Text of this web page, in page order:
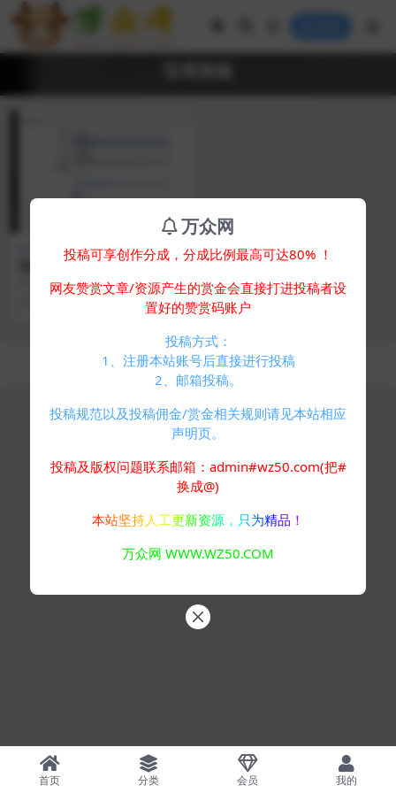
免费专区 其他源码
彩虹聚合DNS管理系统源码V
2.0.1，SSL证书自动申请与部
简介： 彩虹聚合DNS管理系统 V2.
0.1 版本已更新，该版本新增SSL证
0
Copyright © 2024万众网- All rights reserved
浙ICP备05025058号-4
首页 分类 会员 我的
万众网
投稿可享创作分成，分成比例最高可达80% ！
网友赞赏文章/资源产生的赏金会直接打进投稿者设
置好的赞赏码账户
投稿方式：
1、注册本站账号后直接进行投稿
2、邮箱投稿。
投稿规范以及投稿佣金/赏金相关规则请见本站相应
声明页。
投稿及版权问题联系邮箱：admin#wz50.com(把#
换成@)
本站坚持人工更新资源，只为精品！
万众网 WWW.WZ50.COM